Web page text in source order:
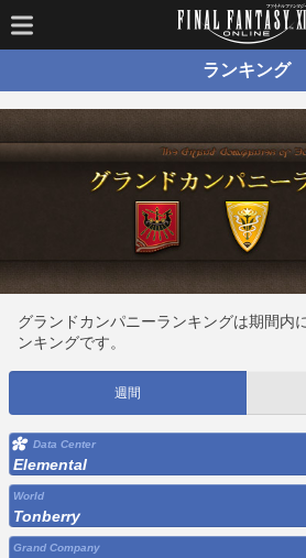
ランキング
グランドカンパニーランキングは期間内
ンキングです。
週間
Data Center
Elemental
World
Tonberry
Grand Company